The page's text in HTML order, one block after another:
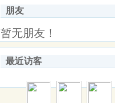
朋友
暂无朋友！
最近访客